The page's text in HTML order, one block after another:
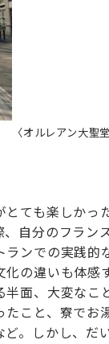
〈オルレアン大聖
ても楽しかっ
自分のフラ
ンでの実践
の違いも体感
面、大変なこ
たこと、寮で
。しかし、